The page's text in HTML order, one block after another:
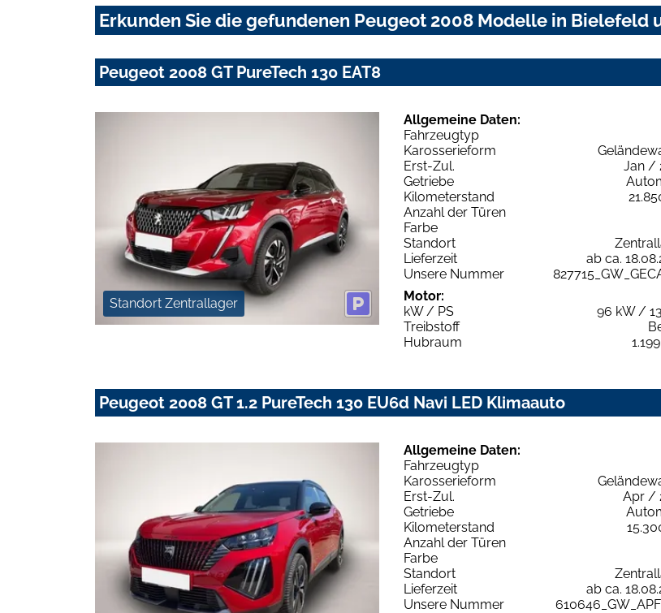
Erkunden Sie die gefundenen Peugeot 2008 Modelle in Bielefeld
Peugeot 2008 GT PureTech 130 EAT8
Standort Zentrallager
Allgemeine Daten:
Fahrzeugtyp
Karosserieform
Erst-Zul.
Jan /
Getriebe
Kilometerstand
Anzahl der Türen
Farbe
Standort
Lieferzeit
ab ca.
Unsere Nummer
Motor:
kW / PS
96 kW /
Treibstoff
Hubraum
Peugeot 2008 GT 1.2 PureTech 130 EU6d Navi LED Klimaauto
Allgemeine Daten:
Fahrzeugtyp
Karosserieform
Erst-Zul.
Apr /
Getriebe
Kilometerstand
Anzahl der Türen
Farbe
Standort
Lieferzeit
ab ca.
Unsere Nummer